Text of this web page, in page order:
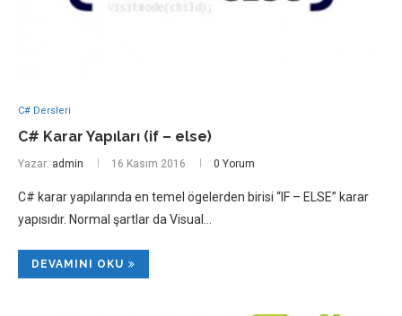
C# Dersleri
C# Karar Yapıları (if – else)
Yazar: admin 16 Kasım 2016 0 Yorum
C# karar yapılarında en temel ögelerden birisi “IF – ELSE” karar
yapısıdır. Normal şartlar da Visual…
DEVAMINI OKU